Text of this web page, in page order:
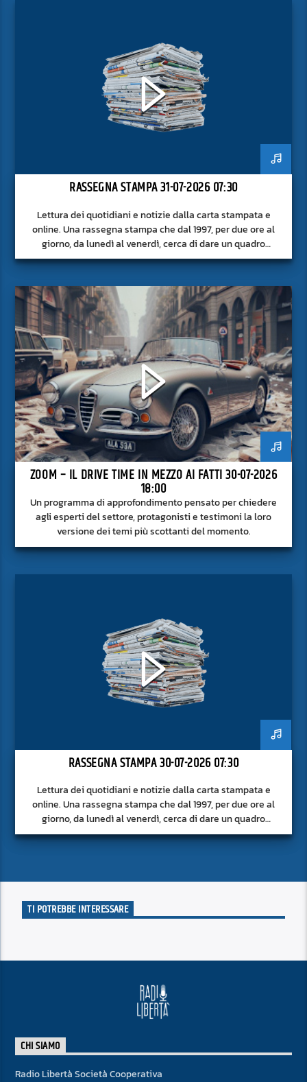
RASSEGNA STAMPA 31-07-2026 07:30
Lettura dei quotidiani e notizie dalla carta stampata e
online. Una rassegna stampa che dal 1997, per due ore al
giorno, da lunedì al venerdì, cerca di dare un quadro
approfondito delle notizie del giorno, senza fermarsi alla
ZOOM – IL DRIVE TIME IN MEZZO AI FATTI 30-07-2026
18:00
Un programma di approfondimento pensato per chiedere
agli esperti del settore, protagonisti e testimoni la loro
versione dei temi più scottanti del momento.
RASSEGNA STAMPA 30-07-2026 07:30
Lettura dei quotidiani e notizie dalla carta stampata e
online. Una rassegna stampa che dal 1997, per due ore al
giorno, da lunedì al venerdì, cerca di dare un quadro
approfondito delle notizie del giorno, senza fermarsi alla
TI POTREBBE INTERESSARE
CHI SIAMO
Radio Libertà Società Cooperativa